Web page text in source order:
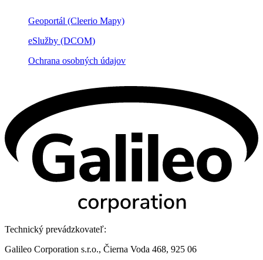
Geoportál (Cleerio Mapy)
eSlužby (DCOM)
Ochrana osobných údajov
Technický prevádzkovateľ:
Galileo Corporation s.r.o., Čierna Voda 468, 925 06